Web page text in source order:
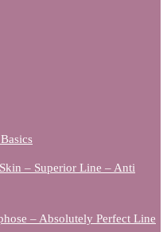
– Superior Line – Anti
– Absolutely Perfect Line